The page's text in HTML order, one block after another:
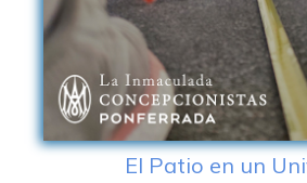
El Patio en un